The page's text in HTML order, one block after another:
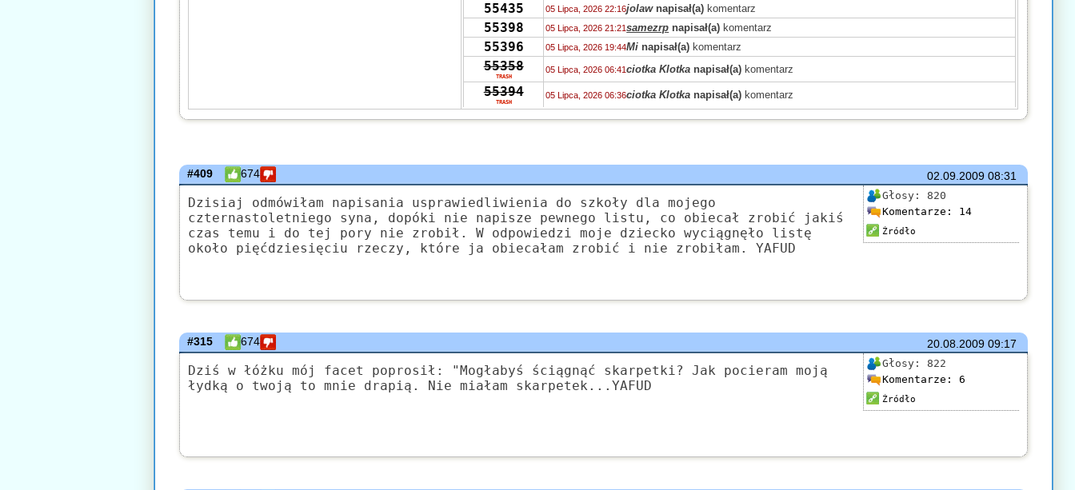
55435 05 Lipca, 2026 22:16jolawnapisał(a) komentarz
55398 05 Lipca, 2026 21:21samezrp napisał(a) komentarz
55396 05 Lipca, 2026 19:44Mi napisał(a) komentarz
55358
TRASH
05 Lipca, 2026 06:41ciotka Klotka napisał(a) komentarz
55394
TRASH
05 Lipca, 2026 06:36ciotka Klotka napisał(a) komentarz
55319 04 Lipca, 2026 15:04Pepponenapisał(a)komentarz
55322
55319 02 Lipca, 2026 13:57 Grejon napisał(a)komentarz
55347 02 Lipca, 2026 11:46 Bzhevxhnapisał(a)komentarz
55319 02 Lipca, 2026 10:42 Alicenapisał(a)komentarz
02.09.200908:31
#409 674
Głosy: 820
Komentarze: 14
Źródło
Dzisiaj odmówiłam napisania usprawiedliwienia do szkoły dla mojego
czternastoletniego syna, dopóki nie napisze pewnego listu, co obiecał zrobić jakiś
czas temu i do tej pory nie zrobił. W odpowiedzi moje dziecko wyciągnęło listę
około pięćdziesięciu rzeczy, które ja obiecałam zrobić i nie zrobiłam. YAFUD
20.08.200909:17
#315 674
Głosy: 822
Komentarze: 6
Źródło
Dziś w łóżku mój facet poprosił: "Mogłabyś ściągnąć skarpetki? Jak pocieram moją
łydką o twoją to mnie drapią. Nie miałam skarpetek...YAFUD